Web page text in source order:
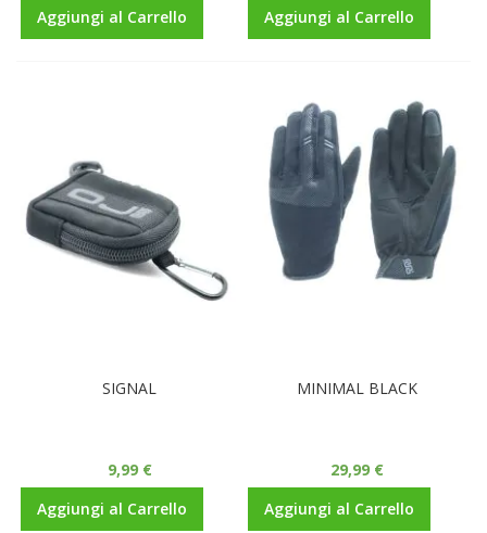
Aggiungi al Carrello
Aggiungi al Carrello
SIGNAL
9,99 €
Aggiungi al Carrello
MINIMAL BLACK
29,99 €
Aggiungi al Carrello